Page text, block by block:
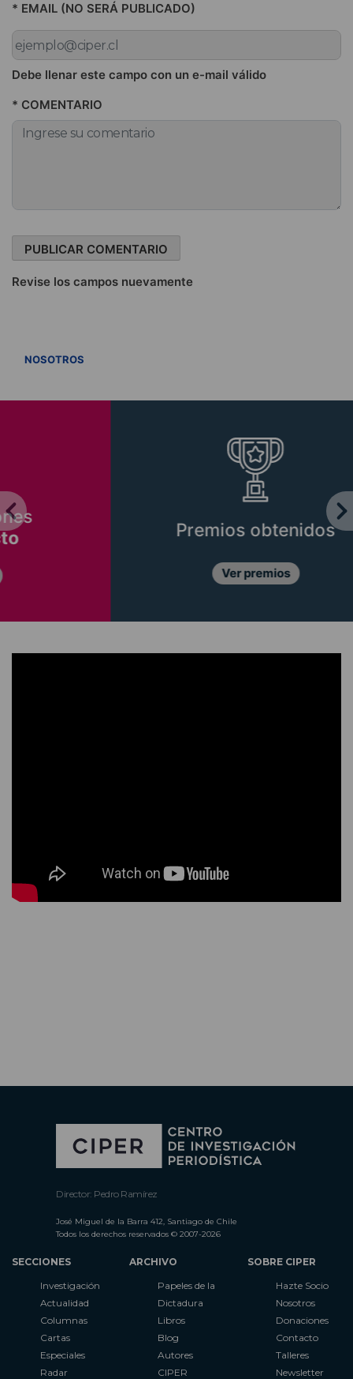
* EMAIL (NO SERÁ PUBLICADO)
Debe llenar este campo con un e-mail válido
* COMENTARIO
Revise los campos nuevamente
NOSOTROS
Premios obtenidos
Director: Pedro Ramírez
José Miguel de la Barra 412, Santiago de Chile
Todos los derechos reservados © 2007-2026
SECCIONES
Investigación
Actualidad
Columnas
Cartas
Especiales
Radar
ARCHIVO
Papeles de la
Dictadura
Libros
Blog
Autores
CIPER
SOBRE CIPER
Hazte Socio
Nosotros
Donaciones
Contacto
Talleres
Newsletter